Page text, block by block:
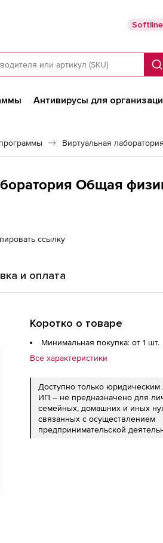
Антивирусы для
Виртуальная
Общая
ссылку
и оплата
Коротко о товаре
Минимальная покупка: от 1 шт.
Все характеристики
Доступно только юридическим
ИП – не предназначено для
семейных, домашних и иных
связанных с осуществлением
предпринимательской